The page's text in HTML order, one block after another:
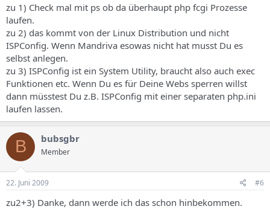
zu 1) Check mal mit ps ob da überhaupt php fcgi Prozesse
laufen.
zu 2) das kommt von der Linux Distribution und nicht
ISPConfig. Wenn Mandriva esowas nicht hat musst Du es
selbst anlegen.
zu 3) ISPConfig ist ein System Utility, braucht also auch exec
Funktionen etc. Wenn Du es für Deine Webs sperren willst
dann müsstest Du z.B. ISPConfig mit einer separaten php.ini
laufen lassen.
B bubsgbr
Member
22. Juni 2009 #6
zu2+3) Danke, dann werde ich das schon hinbekommen.